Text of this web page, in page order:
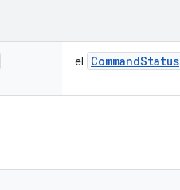
el CommandStatus